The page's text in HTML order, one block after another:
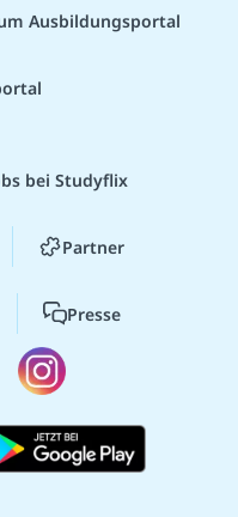
Ausbildungsportal
bei Studyflix
Partner
Presse